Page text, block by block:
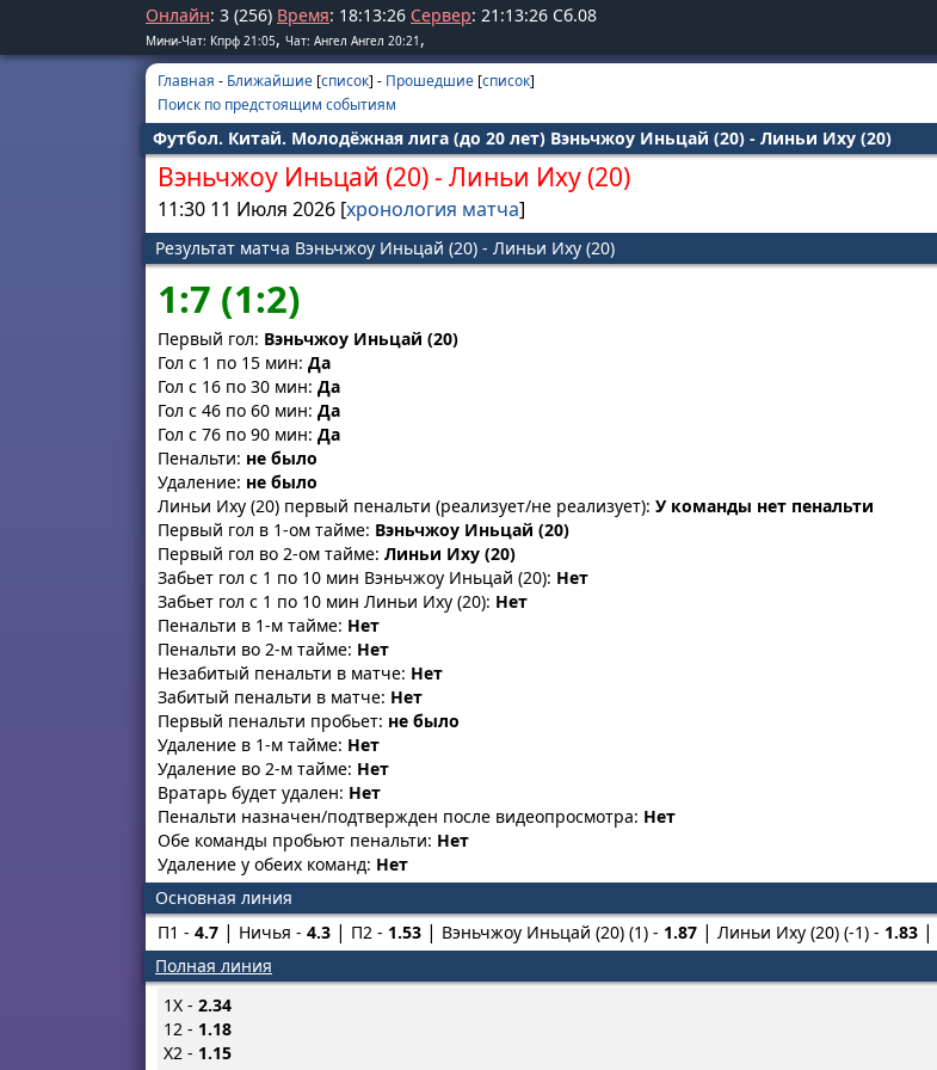
Онлайн: 3 (256) Время: 18:13:26 Сервер: 21 :13:26 Сб.08
Мини-Чат: Кпрф 21:05, Чат: Ангел Ангел 20:21 ,
Главная - Ближайшие [список] - Прошедшие [список]
Поиск по предстоящим событиям
Футбол. Китай. Молодёжная лига (до 20 лет) Вэньчжоу Иньцай (20) - Линьи Иху (20)
Вэньчжоу Иньцай (20)- Линьи Иху (20)
11:30 11 Июля 2026 [хронология матча]
Результат матча Вэньчжоу Иньцай (20) - Линьи Иху (20)
1:7 (1:2)
Первый гол: Вэньчжоу Иньцай (20)
Гол с 1 по 15 мин: Да
Гол с 16 по 30 мин: Да
Гол с 46 по 60 мин: Да
Гол с 76 по 90 мин: Да
Пенальти: не было
Удаление: не было
Линьи Иху (20) первый пенальти (реализует/не реализует): У команды нет пенальти
Первый гол в 1-ом тайме: Вэньчжоу Иньцай (20)
Первый гол во 2-ом тайме: Линьи Иху (20)
Забьет гол с 1 по 10 мин Вэньчжоу Иньцай (20): Нет
Забьет гол с 1 по 10 мин Линьи Иху (20): Нет
Пенальти в 1-м тайме: Нет
Пенальти во 2-м тайме: Нет
Незабитый пенальти в матче: Нет
Забитый пенальти в матче: Нет
Первый пенальти пробьет: не было
Удаление в 1-м тайме: Нет
Удаление во 2-м тайме: Нет
Вратарь будет удален: Нет
Пенальти назначен/подтвержден после видеопросмотра: Нет
Обе команды пробьют пенальти: Нет
Удаление у обеих команд: Нет
Основная линия
П1 - 4.7 Ничья - 4.3 П2 - 1.53 Вэньчжоу Иньцай (20) (1) - 1.87 Линьи Иху (20) (-1) - 1.83
Полная линия
1X - 2.34
12 - 1.18
X2 - 1.15